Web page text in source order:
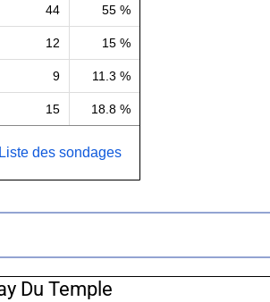
44 55 %
12 15 %
9 11.3 %
15 18.8 %
Liste des sondages